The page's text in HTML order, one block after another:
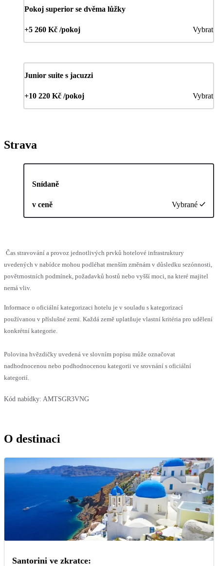
Pokoj superior se dvěma lůžky
+5 260 Kč /pokoj Vybrat
Junior suite s jacuzzi
+10 220 Kč /pokoj Vybrat
Strava
Snídaně
v ceně Vybrané
Čas stravování a provoz jednotlivých prvků hotelové infrastruktury
uvedených v nabídce mohou podléhat menším změnám v důsledku sezónnosti,
povětrnostních podmínek, požadavků hostů nebo vyšší moci, na které majitel
nemá vliv.
Informace o oficiální kategorizaci hotelu je v souladu s kategorizací
používanou v příslušné zemi. Každá země uplatňuje vlastní kritéria pro udělení
konkrétní kategorie.
Polovina hvězdičky uvedená ve slovním popisu může označovat
nadhodnocenou nebo podhodnocenou kategorii ve srovnání s oficiální
kategorií.
Kód nabídky: AMTSGR3VNG
O destinaci
Santorini ve zkratce: